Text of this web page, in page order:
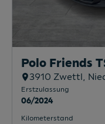
Polo Friends
3910 Zwettl,
Erstzulassung
06/2024
Kilometerstand